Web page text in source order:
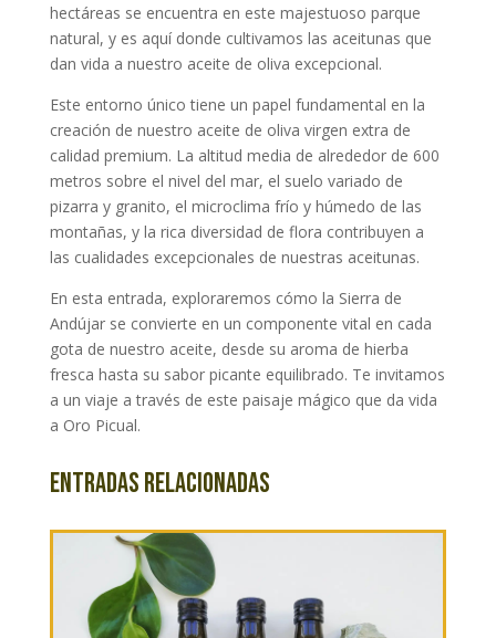
hectáreas se encuentra en este majestuoso parque
natural, y es aquí donde cultivamos las aceitunas que
dan vida a nuestro aceite de oliva excepcional.
Este entorno único tiene un papel fundamental en la
creación de nuestro aceite de oliva virgen extra de
calidad premium. La altitud media de alrededor de 600
metros sobre el nivel del mar, el suelo variado de
pizarra y granito, el microclima frío y húmedo de las
montañas, y la rica diversidad de flora contribuyen a
las cualidades excepcionales de nuestras aceitunas.
En esta entrada, exploraremos cómo la Sierra de
Andújar se convierte en un componente vital en cada
gota de nuestro aceite, desde su aroma de hierba
fresca hasta su sabor picante equilibrado. Te invitamos
a un viaje a través de este paisaje mágico que da vida
a Oro Picual.
Entradas relacionadas